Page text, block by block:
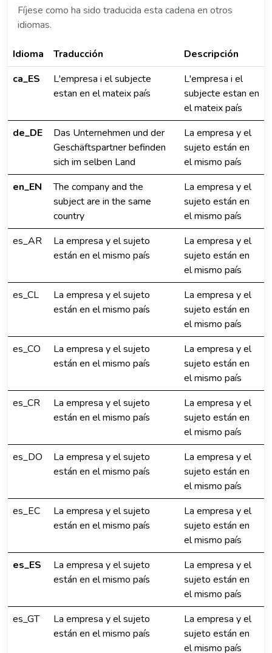
Fíjese como ha sido traducida esta cadena en otros
idiomas.
Idioma Traducción
Descripción
ca_ES
L'empresa i el subjecte
estan en el mateix país
L'empresa i el
subjecte estan en
el mateix país
de_DE
Das Unternehmen und der
Geschäftspartner befinden
sich im selben Land
La empresa y el
sujeto están en
el mismo país
en_EN
The company and the
subject are in the same
country
La empresa y el
sujeto están en
el mismo país
es_AR
La empresa y el sujeto
están en el mismo país
La empresa y el
sujeto están en
el mismo país
es_CL
La empresa y el sujeto
están en el mismo país
La empresa y el
sujeto están en
el mismo país
es_CO
La empresa y el sujeto
están en el mismo país
La empresa y el
sujeto están en
el mismo país
es_CR
La empresa y el sujeto
están en el mismo país
La empresa y el
sujeto están en
el mismo país
es_DO
La empresa y el sujeto
están en el mismo país
La empresa y el
sujeto están en
el mismo país
es_EC
La empresa y el sujeto
están en el mismo país
La empresa y el
sujeto están en
el mismo país
es_ES
La empresa y el sujeto
están en el mismo país
La empresa y el
sujeto están en
el mismo país
es_GT
La empresa y el sujeto
están en el mismo país
La empresa y el
sujeto están en
el mismo país